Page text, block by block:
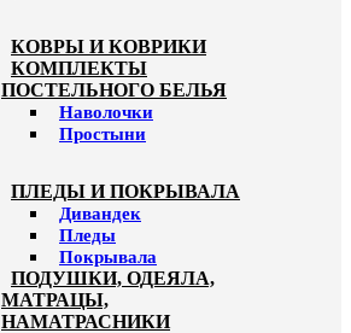
КОВРЫ И КОВРИКИ
КОМПЛЕКТЫ
ПОСТЕЛЬНОГО БЕЛЬЯ
Наволочки
Простыни
ПЛЕДЫ И ПОКРЫВАЛА
Дивандек
Пледы
Покрывала
ПОДУШКИ, ОДЕЯЛА,
МАТРАЦЫ,
НАМАТРАСНИКИ